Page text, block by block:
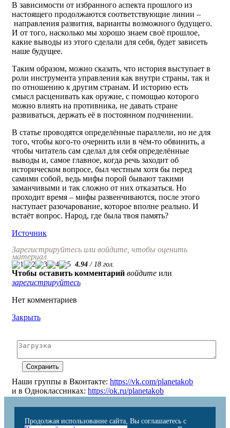
В зависимости от избранного аспекта прошлого из
настоящего продолжаются соответствующие линии –
направления развития, варианты возможного будущего.
И от того, насколько мы хорошо знаем своё прошлое,
какие выводы из этого сделали для себя, будет зависеть
наше будущее.
Таким образом, можно сказать, что история выступает в
роли инструмента управления как внутри страны, так и
по отношению к другим странам. И историю есть
смысл расценивать как оружие, с помощью которого
можно влиять на противника, не давать стране
развиваться, держать её в постоянном подчинении.
В статье проводятся определённые параллели, но не для
того, чтобы кого-то очернить или в чём-то обвинить, а
чтобы читатель сам сделал для себя определённые
выводы и, самое главное, когда речь заходит об
историческом вопросе, был честным хотя бы перед
самими собой, ведь мифы порой бывают такими
заманчивыми и так сложно от них отказаться. Но
проходит время – мифы развенчиваются, после этого
наступает разочарование, которое вполне реально. И
встаёт вопрос. Народ, где была твоя память?
Источник
Зарегистрируйтесь или войдите, чтобы оценить
материал
4.94 / 18 гол.
Чтобы оставить комментарий войдите или
зарегистрируйтесь
Нет комментариев
Закрыть
Наши группы в Вконтакте: https://vk.com/planetakob
и в Одноклассниках: https://ok.ru/planetakob
Продолжая использование сайта, Вы соглашаетесь с